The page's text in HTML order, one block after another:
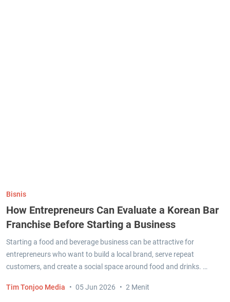
Bisnis
How Entrepreneurs Can Evaluate a Korean Bar
Franchise Before Starting a Business
Starting a food and beverage business can be attractive for
entrepreneurs who want to build a local brand, serve repeat
customers, and create a social space around food and drinks. …
Tim Tonjoo Media 05 Jun 2026 2 Menit